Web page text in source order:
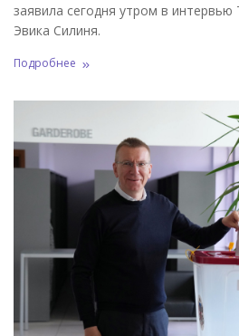
заявила сегодня утром в интервью
Эвика Силиня.
Подробнее